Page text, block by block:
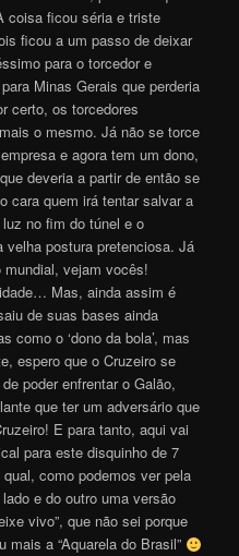
coisa ficou séria e triste
ficou a um passo de deixar
para o torcedor e
Minas Gerais que perderia
certo, os torcedores
o mesmo. Já não se torce
e agora tem um dono,
deveria a partir de então se
cara quem irá tentar salvar a
no fim do túnel e o
postura pretenciosa. Já
vejam vocês!
Mas, ainda assim é
de suas bases ainda
como o ‘dono da bola’, mas
espero que o Cruzeiro se
poder enfrentar o Galão,
que ter um adversário que
E para tanto, aqui vai
para este disquinho de 7
como podemos ver pela
e do outro uma versão
vivo”, que não sei porque
mais a “Aquarela do Brasil”